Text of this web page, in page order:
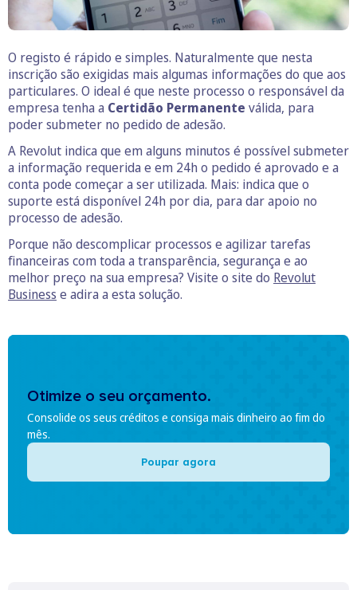
O registo é rápido e simples. Naturalmente que nesta
inscrição são exigidas mais algumas informações do que aos
particulares. O ideal é que neste processo o responsável da
empresa tenha a Certidão Permanente válida, para
poder submeter no pedido de adesão.
A Revolut indica que em alguns minutos é possível submeter
a informação requerida e em 24h o pedido é aprovado e a
conta pode começar a ser utilizada. Mais: indica que o
suporte está disponível 24h por dia, para dar apoio no
processo de adesão.
Porque não descomplicar processos e agilizar tarefas
financeiras com toda a transparência, segurança e ao
melhor preço na sua empresa? Visite o site do Revolut
Business e adira a esta solução.
Otimize o seu orçamento.
Consolide os seus créditos e consiga mais dinheiro ao fim do
mês.
Poupar agora